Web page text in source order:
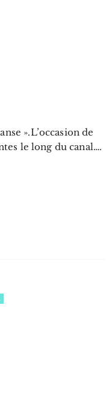
».L’occasion de
le long du canal….